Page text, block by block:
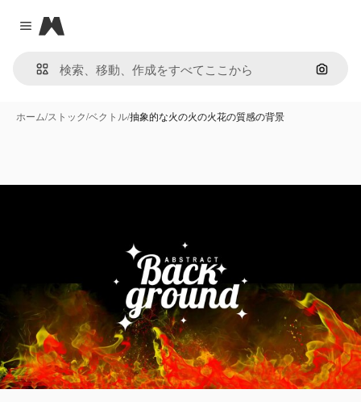
Close menu
Magnific
画像で
ホーム/ストック/ベクトル/抽象的な火の火の火花の質感の背景